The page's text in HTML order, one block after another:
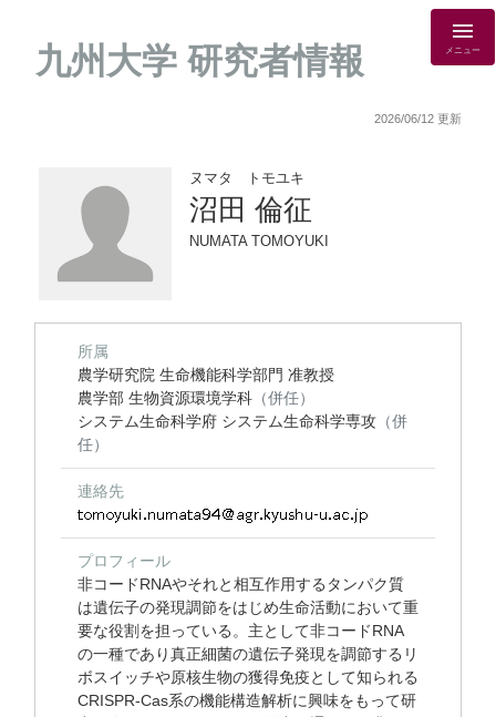
九州大学 研究者情報 メニュー
2026/06/12 更新
ヌマタ トモユキ
沼田 倫征
NUMATA TOMOYUKI
所属
農学研究院 生命機能科学部門 准教授
農学部 生物資源環境学科 （併任）
システム生命科学府 システム生命科学専攻 （併
任）
連絡先
プロフィール
非コードRNAやそれと相互作用するタンパク質
は遺伝子の発現調節をはじめ生命活動において重
要な役割を担っている。主として非コードRNA
の一種であり真正細菌の遺伝子発現を調節するリ
ボスイッチや原核生物の獲得免疫として知られる
CRISPR-Cas系の機能構造解析に興味をもって研